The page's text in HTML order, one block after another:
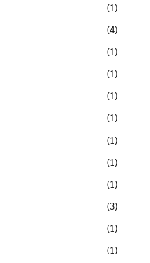
(1)
(4)
(1)
(1)
(1)
(1)
(1)
(1)
(1)
(3)
(1)
(1)